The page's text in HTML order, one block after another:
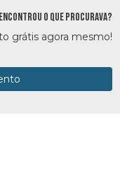
ENCONTROU O QUE PROCURAVA?
grátis agora mesmo!